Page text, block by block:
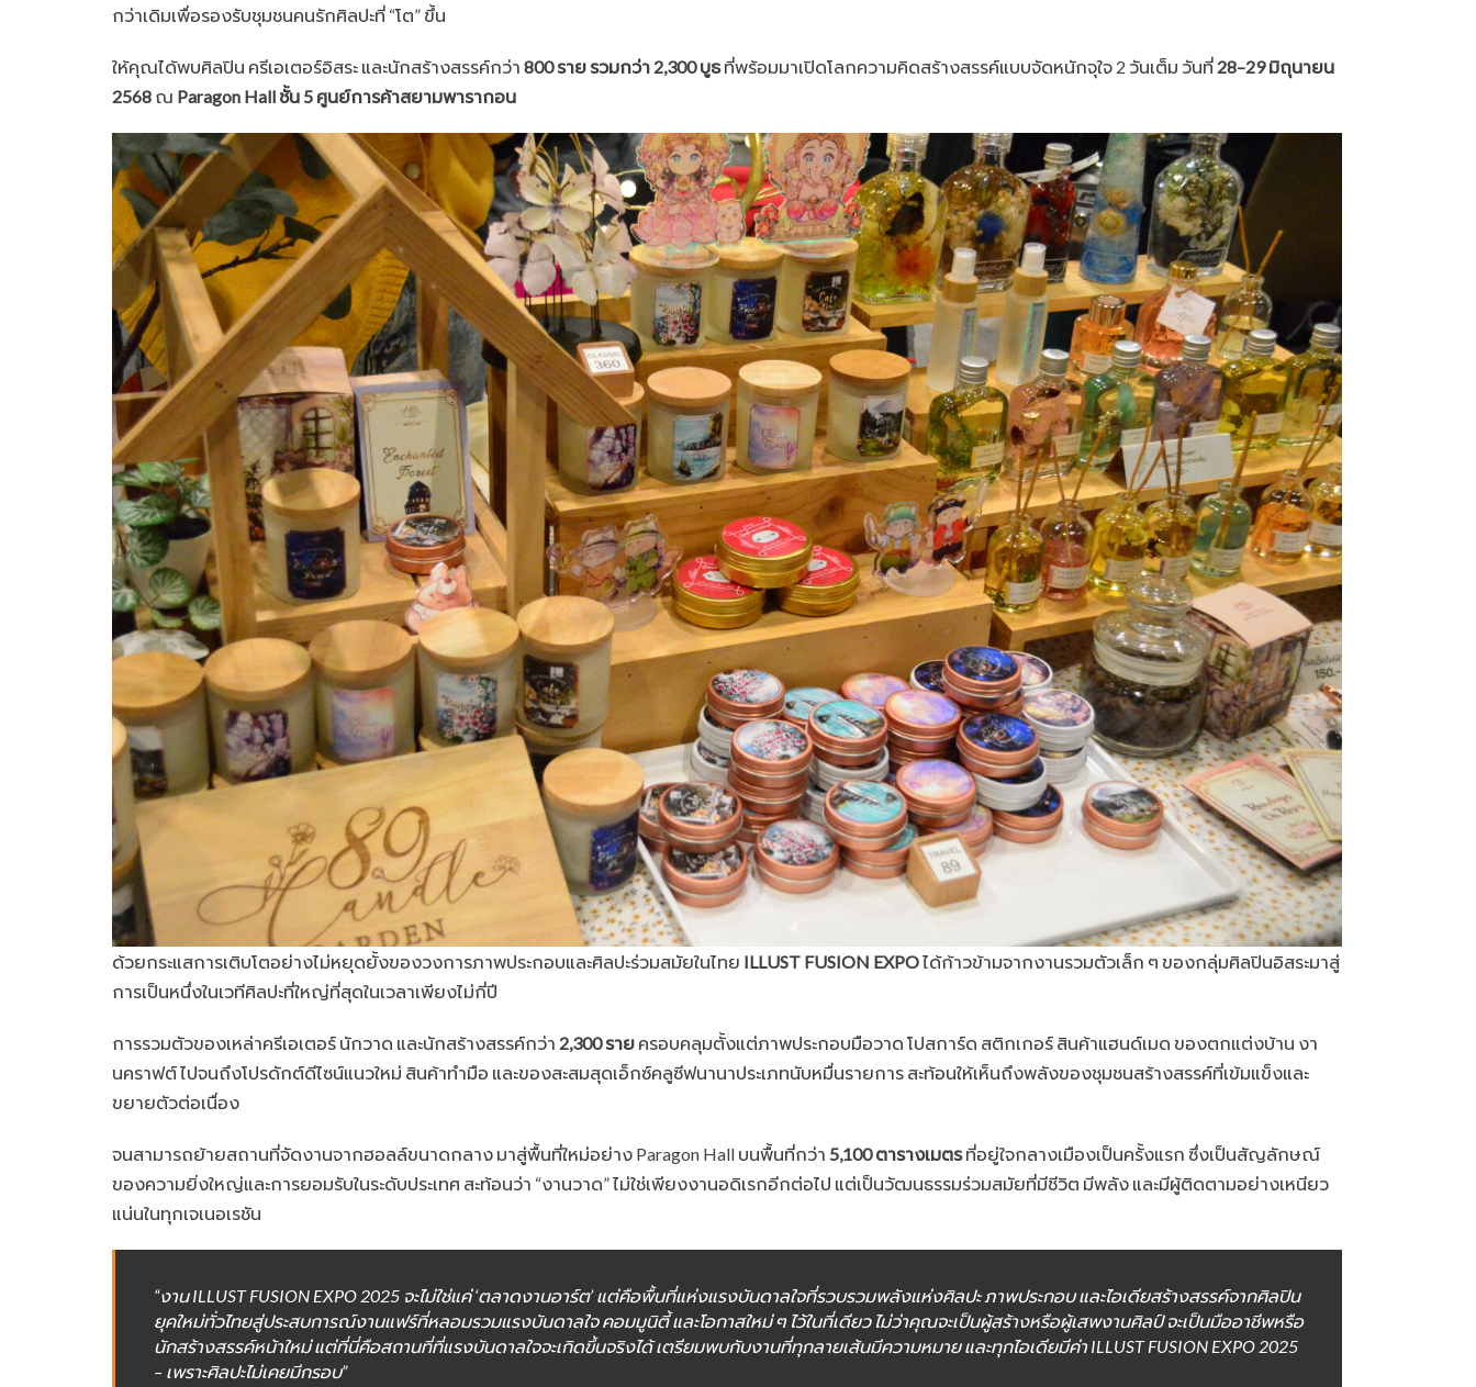
กว่าเดิมเพื่อรองรับชุมชนคนรักศิลปะที่ “โต” ขึ้น
ให้คุณได้พบศิลปิน ครีเอเตอร์อิสระ และนักสร้างสรรค์กว่า 800 ราย รวมกว่า 2,300 บูธที่พร้อมมาเปิดโลกความคิดสร้างสรรค์แบบจัดหนักจุใจ 2 วันเต็ม วันที่ 28–29 มิถุนายน
2568 ณ Paragon Hall ชั้น 5 ศูนย์การค้าสยามพารากอน
ด้วยกระแสการเติบโตอย่างไม่หยุดยั้งของวงการภาพประกอบและศิลปะร่วมสมัยในไทย ILLUST FUSION EXPOได้ก้าวข้ามจากงานรวมตัวเล็ก ๆ ของกลุ่มศิลปินอิสระมาสู่
การเป็นหนึ่งในเวทีศิลปะที่ใหญ่ที่สุดในเวลาเพียงไม่กี่ปี
การรวมตัวของเหล่าครีเอเตอร์ นักวาด และนักสร้างสรรค์กว่า 2,300 ราย ครอบคลุมตั้งแต่ภาพประกอบมือวาด โปสการ์ด สติกเกอร์ สินค้าแฮนด์เมด ของตกแต่งบ้าน งา
นคราฟต์ ไปจนถึงโปรดักต์ดีไซน์แนวใหม่ สินค้าทำมือ และของสะสมสุดเอ็กซ์คลูซีฟนานาประเภทนับหมื่นรายการ สะท้อนให้เห็นถึงพลังของชุมชนสร้างสรรค์ที่เข้มแข็งและ
ขยายตัวต่อเนื่อง
จนสามารถย้ายสถานที่จัดงานจากฮอลล์ขนาดกลาง มาสู่พื้นที่ใหม่อย่าง Paragon Hall บนพื้นที่กว่า 5,100 ตารางเมตรที่อยู่ใจกลางเมืองเป็นครั้งแรก ซึ่งเป็นสัญลักษณ์
ของความยิ่งใหญ่และการยอมรับในระดับประเทศ สะท้อนว่า “งานวาด” ไม่ใช่เพียงงานอดิเรกอีกต่อไป แต่เป็นวัฒนธรรมร่วมสมัยที่มีชีวิต มีพลัง และมีผู้ติดตามอย่างเหนียว
แน่นในทุกเจเนอเรชัน
“งาน ILLUST FUSION EXPO 2025 จะไม่ใช่แค่ ‘ตลาดงานอาร์ต’ แต่คือพื้นที่แห่งแรงบันดาลใจที่รวบรวมพลังแห่งศิลปะ ภาพประกอบ และไอเดียสร้างสรรค์จากศิลปิน
ยุคใหม่ทั่วไทยสู่ประสบการณ์งานแฟร์ที่หลอมรวมแรงบันดาลใจ คอมมูนิตี้ และโอกาสใหม่ ๆ ไว้ในที่เดียว ไม่ว่าคุณจะเป็นผู้สร้างหรือผู้เสพงานศิลป์ จะเป็นมืออาชีพหรือ
นักสร้างสรรค์หน้าใหม่ แต่ที่นี่คือสถานที่ที่แรงบันดาลใจจะเกิดขึ้นจริงได้ เตรียมพบกับงานที่ทุกลายเส้นมีความหมาย และทุกไอเดียมีค่า ILLUST FUSION EXPO 2025
– เพราะศิลปะไม่เคยมีกรอบ”